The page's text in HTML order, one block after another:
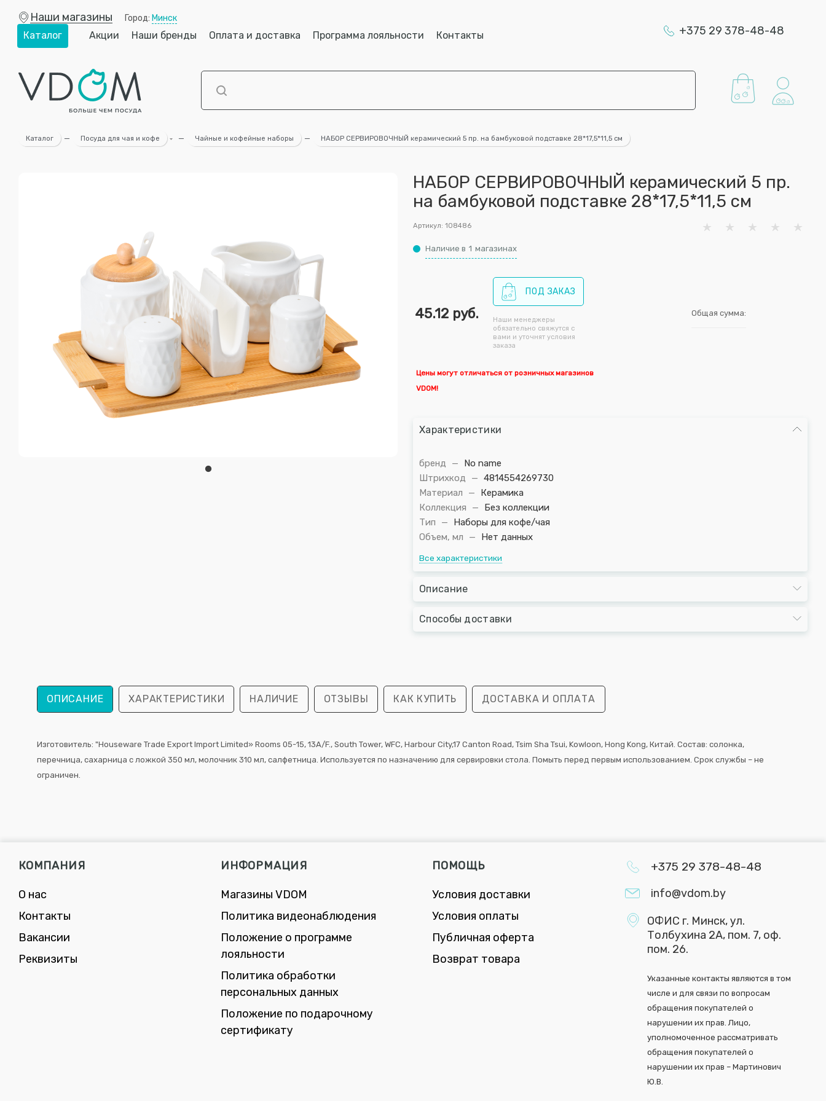
Наши магазины Город: Минск
Каталог Акции Наши бренды Оплата и доставка Программа лояльности Контакты +375 29 378-48-48
Каталог — Посуда для чая и кофе — Чайные и кофейные наборы — НАБОР СЕРВИРОВОЧНЫЙ керамический 5 пр. на бамбуковой подставке 28*17,5*11,5 см
НАБОР СЕРВИРОВОЧНЫЙ керамический 5 пр.
на бамбуковой подставке 28*17,5*11,5 см
Артикул: 108486
Наличие в 1 магазинах
45.12 руб.
ПОД ЗАКАЗ
Наши менеджеры
обязательно свяжутся с
вами и уточнят условия
заказа
Общая сумма:
Цены могут отличаться от розничных магазинов
VDOM!
Характеристики
бренд —
No name
Штрихкод
— 4814554269730
Материал
—
Керамика
Коллекция
—
Без коллекции
Тип
—
Наборы для кофе/чая
Объем, мл
— Нет данных
Все характеристики
Описание
Способы доставки
ОПИСАНИЕ ХАРАКТЕРИСТИКИ НАЛИЧИЕ ОТЗЫВЫ КАК КУПИТЬ ДОСТАВКА И ОПЛАТА
Изготовитель: "Houseware Trade Export Import Limited» Rooms 05-15, 13А/F., South Tower, WFС, Harbour City,17 Canton Road, Tsim Sha Tsui, Kowloon, Hong Kong, Китай. Состав: солонка,
перечница, сахарница с ложкой 350 мл, молочник 310 мл, салфетница. Используется по назначению для сервировки стола. Помыть перед первым использованием. Срок службы – не
ограничен.
КОМПАНИЯ
О нас
Контакты
Вакансии
Реквизиты
ИНФОРМАЦИЯ
Магазины VDOM
Политика видеонаблюдения
Положение о программе
лояльности
Политика обработки
персональных данных
Положение по подарочному
сертификату
ПОМОЩЬ
Условия доставки
Условия оплаты
Публичная оферта
Возврат товара
+375 29 378-48-48
info@vdom.by
ОФИС г. Минск, ул.
Толбухина 2А, пом. 7, оф.
пом. 26.
Указанные контакты являются в том
числе и для связи по вопросам
обращения покупателей о
нарушении их прав. Лицо,
уполномоченное рассматривать
обращения покупателей о
нарушении их прав – Мартинович
Ю.В.